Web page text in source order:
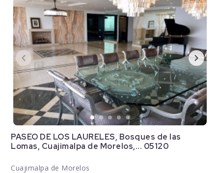
PASEO DE LOS LAURELES, Bosques de las
Lomas, Cuajimalpa de Morelos,... 05120
Cuajimalpa de Morelos